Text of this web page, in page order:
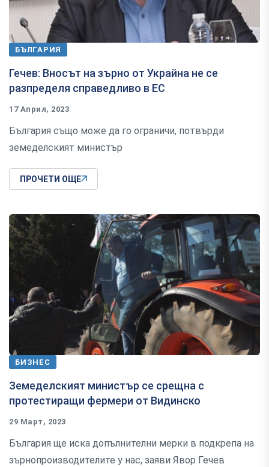
БЪЛГАРИЯ
Гечев: Вносът на зърно от Украйна не се
разпределя справедливо в ЕС
17 Април, 2023
България също може да го ограничи, потвърди
земеделският министър
ПРОЧЕТИ ОЩЕ
БИЗНЕС
Земеделският министър се срещна с
протестиращи фермери от Видинско
29 Март, 2023
България ще иска допълнителни мерки в подкрепа на
зърнопроизводителите у нас, заяви Явор Гечев